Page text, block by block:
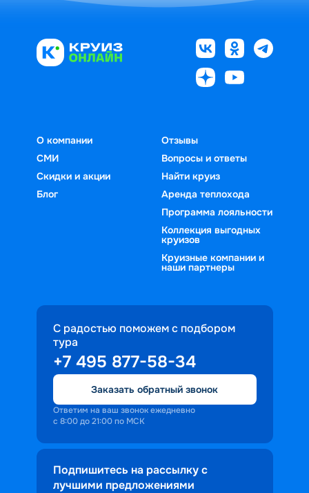
О компании
СМИ
Скидки и акции
Блог
Отзывы
Вопросы и ответы
Найти круиз
Аренда теплохода
Программа лояльности
Коллекция выгодных
круизов
Круизные компании и
наши партнеры
С радостью поможем с подбором
тура
+7 495 877-58-34
Заказать обратный звонок
Ответим на ваш звонок ежедневно
с 8:00 до 21:00 по МСК
Подпишитесь на рассылку с
лучшими предложениями